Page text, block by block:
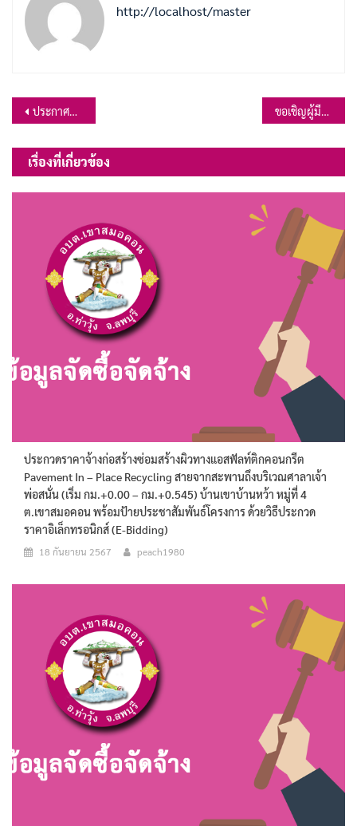
http://localhost/master
แนะแนว
เรื่อง
ประกาศผู้ชนะการเสนอราคา จ้างซ่อมแซมถนนลูกรัง สายเรียบคลอง ซ้ายประตูน้ำ – ถนนลาดยาง บ้านหัวไผ่ หมู่ที่ 12 ต.เขาสมอคอน โดยวิธีเฉพาะเจาะจง ขอเชิญผู้มีส่วนได้ส่วนเสียภายในหน่วยงาน ร่วมเป็นส่วนหนึ่งในการประเมินคุณธรรมและความโปร่งใสในการดำเนินงานของหน่วยงานภาครัฐ ประจำปีงบประมาณ พ.ศ.2567 (ITA)
เรื่องที่เกี่ยวข้อง
ประกวดราคาจ้างก่อสร้างซ่อมสร้างผิวทางแอสฟัลท์ติกคอนกรีต
Pavement In – Place Recycling สายจากสะพานถึงบริเวณศาลาเจ้า
พ่อสนั่น (เริ่ม กม.+0.00 – กม.+0.545) บ้านเขาบ้านหว้า หมู่ที่ 4
ต.เขาสมอคอน พร้อมป้ายประชาสัมพันธ์โครงการ ด้วยวิธีประกวด
ราคาอิเล็กทรอนิกส์ (e-Bidding)
18 กันยายน 2567 peach1980